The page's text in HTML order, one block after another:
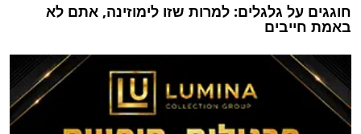
חוגגים על גלגלים: למרות שזו לימוזינה, אתם לא
באמת חייבים